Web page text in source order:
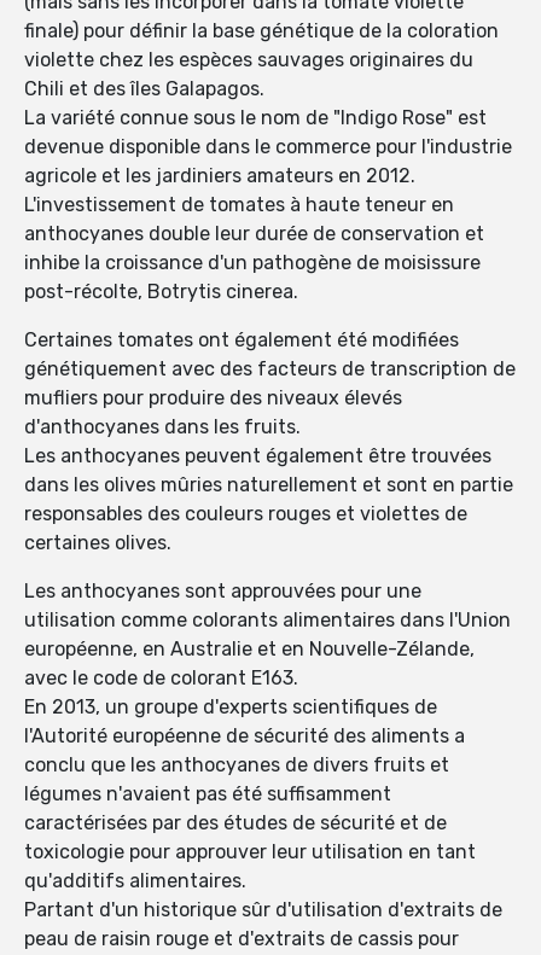
finale) pour définir la base génétique de la coloration
violette chez les espèces sauvages originaires du
Chili et des îles Galapagos.
La variété connue sous le nom de "Indigo Rose" est
devenue disponible dans le commerce pour l'industrie
agricole et les jardiniers amateurs en 2012.
L'investissement de tomates à haute teneur en
anthocyanes double leur durée de conservation et
inhibe la croissance d'un pathogène de moisissure
post-récolte, Botrytis cinerea.
Certaines tomates ont également été modifiées
génétiquement avec des facteurs de transcription de
mufliers pour produire des niveaux élevés
d'anthocyanes dans les fruits.
Les anthocyanes peuvent également être trouvées
dans les olives mûries naturellement et sont en partie
responsables des couleurs rouges et violettes de
certaines olives.
Les anthocyanes sont approuvées pour une
utilisation comme colorants alimentaires dans l'Union
européenne, en Australie et en Nouvelle-Zélande,
avec le code de colorant E163.
En 2013, un groupe d'experts scientifiques de
l'Autorité européenne de sécurité des aliments a
conclu que les anthocyanes de divers fruits et
légumes n'avaient pas été suffisamment
caractérisées par des études de sécurité et de
toxicologie pour approuver leur utilisation en tant
qu'additifs alimentaires.
Partant d'un historique sûr d'utilisation d'extraits de
peau de raisin rouge et d'extraits de cassis pour